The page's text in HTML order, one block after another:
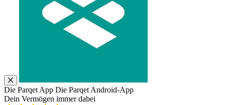
Die Parqet App Die Parqet Android-App
Dein Vermögen immer dabei